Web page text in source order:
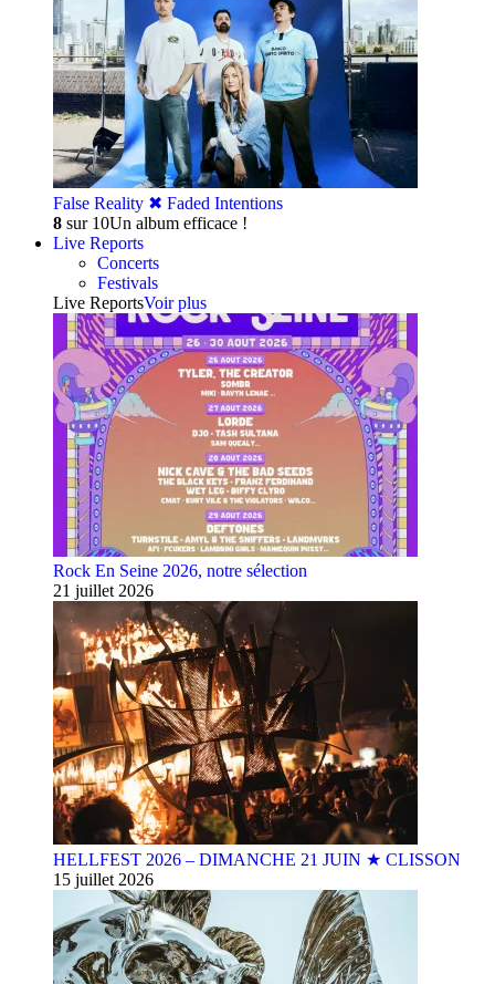
False Reality ✖︎ Faded Intentions
8 sur 10Un album efficace !
Live Reports
Concerts
Festivals
Live ReportsVoir plus
Rock En Seine 2026, notre sélection
21 juillet 2026
HELLFEST 2026 – DIMANCHE 21 JUIN ★ CLISSON
15 juillet 2026